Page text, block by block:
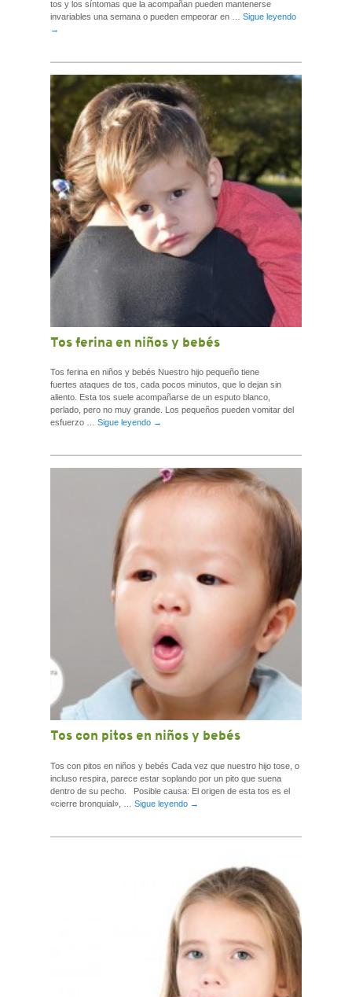
tos y los síntomas que la acompañan pueden mantenerse
invariables una semana o pueden empeorar en … Sigue leyendo
→
Tos ferina en niños y bebés
Tos ferina en niños y bebés Nuestro hijo pequeño tiene
fuertes ataques de tos, cada pocos minutos, que lo dejan sin
aliento. Esta tos suele acompañarse de un esputo blanco,
perlado, pero no muy grande. Los pequeños pueden vomitar del
esfuerzo … Sigue leyendo →
Tos con pitos en niños y bebés
Tos con pitos en niños y bebés Cada vez que nuestro hijo tose, o
incluso respira, parece estar soplando por un pito que suena
dentro de su pecho. Posible causa: El origen de esta tos es el
«cierre bronquial», … Sigue leyendo →